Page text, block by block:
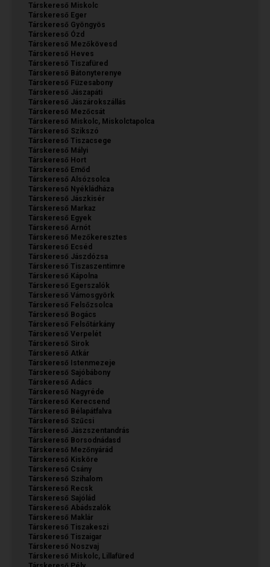
Társkereső Miskolc
Társkereső Eger
Társkereső Gyöngyös
Társkereső Ózd
Társkereső Mezőkövesd
Társkereső Heves
Társkereső Tiszafüred
Társkereső Bátonyterenye
Társkereső Füzesabony
Társkereső Jászapáti
Társkereső Jászárokszállás
Társkereső Mezőcsát
Társkereső Miskolc, Miskolctapolca
Társkereső Szikszó
Társkereső Tiszacsege
Társkereső Mályi
Társkereső Hort
Társkereső Emőd
Társkereső Alsózsolca
Társkereső Nyékládháza
Társkereső Jászkisér
Társkereső Markaz
Társkereső Egyek
Társkereső Arnót
Társkereső Mezőkeresztes
Társkereső Ecséd
Társkereső Jászdózsa
Társkereső Tiszaszentimre
Társkereső Kápolna
Társkereső Egerszalók
Társkereső Vámosgyörk
Társkereső Felsőzsolca
Társkereső Bogács
Társkereső Felsőtárkány
Társkereső Verpelét
Társkereső Sirok
Társkereső Atkár
Társkereső Istenmezeje
Társkereső Sajóbábony
Társkereső Adács
Társkereső Nagyréde
Társkereső Kerecsend
Társkereső Bélapátfalva
Társkereső Szűcsi
Társkereső Jászszentandrás
Társkereső Borsodnádasd
Társkereső Mezőnyárád
Társkereső Kisköre
Társkereső Csány
Társkereső Szihalom
Társkereső Recsk
Társkereső Sajólád
Társkereső Abádszalók
Társkereső Maklár
Társkereső Tiszakeszi
Társkereső Tiszaigar
Társkereső Noszvaj
Társkereső Miskolc, Lillafüred